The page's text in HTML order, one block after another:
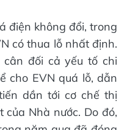
điện không đổi, trong
có thua lỗ nhất định.
đối cả yếu tố chi
cho EVN quá lỗ, dẫn
dần tới cơ chế thị
Nhà nước. Do đó,